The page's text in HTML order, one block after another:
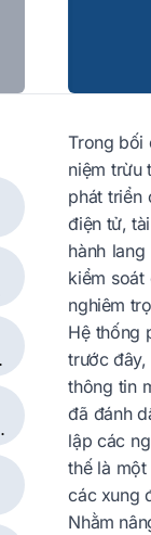
Trong bối
niệm trừu
phát triển
điện tử,
hành
kiểm soát
nghiêm
Hệ thống
trước đây,
thông tin
đã đánh
lập các
thế là
các xung
Nhằm